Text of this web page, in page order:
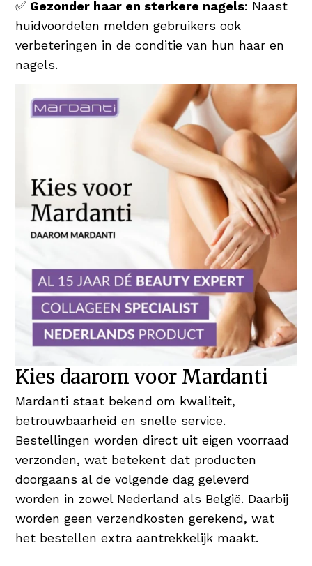
✅ Gezonder haar en sterkere nagels: Naast
huidvoordelen melden gebruikers ook
verbeteringen in de conditie van hun haar en
nagels.
Kies daarom voor Mardanti
Mardanti staat bekend om kwaliteit,
betrouwbaarheid en snelle service.
Bestellingen worden direct uit eigen voorraad
verzonden, wat betekent dat producten
doorgaans al de volgende dag geleverd
worden in zowel Nederland als België. Daarbij
worden geen verzendkosten gerekend, wat
het bestellen extra aantrekkelijk maakt.